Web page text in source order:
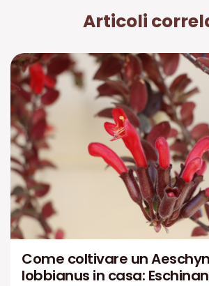
Articoli
Come coltivare un
lobbianus in casa: